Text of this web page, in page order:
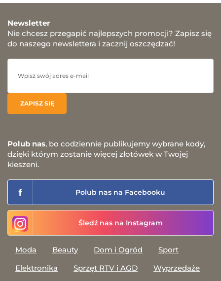
Newsletter
Nie chcesz przegapić najlepszych promocji? Zapisz się
do naszego newslettera i zacznij oszczędzać!
Polub nas, bo codziennie publikujemy wybrane kody,
dzięki którym zostanie więcej złotówek w Twojej
kieszeni.
Polub nas na Facebooku
Śledź nas na Instagram
Moda Beauty Dom i Ogród
Sport
Elektronika
Sprzęt RTV i AGD
Wyprzedaże